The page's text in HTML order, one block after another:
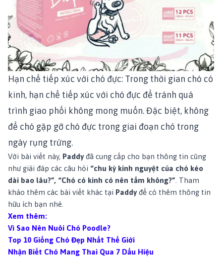
Hạn chế tiếp xúc với chó đực: Trong thời gian chó có
kinh, hạn chế tiếp xúc với chó đực để tránh quá
trình giao phối không mong muốn. Đặc biệt, không
để chó gặp gỡ chó đực trong giai đoạn chó trong
ngày rụng trứng.
Với bài viết này, Paddy đã cung cấp cho bạn thông tin cũng
như giải đáp các câu hỏi “chu kỳ kinh nguyệt của chó kéo
dài bao lâu?”, “Chó có kinh có nên tắm không?” . Tham
khảo thêm các bài viết khác tại Paddy để có thêm thông tin
hữu ích bạn nhé.
Xem thêm:
Vì Sao Nên Nuôi Chó Poodle?
Top 10 Giống Chó Đẹp Nhất Thế Giới
Nhận Biết Chó Mang Thai Qua 7 Dấu Hiệu